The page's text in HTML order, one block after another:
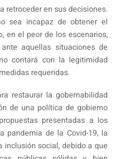
retroceder en sus decisiones.
sea incapaz de obtener el
en el peor de los escenarios,
aquellas situaciones de
contará con la legitimidad
requeridas.
restaurar la gobernabilidad
de una política de gobierno
presentadas a los
pandemia de la Covid-19, la
inclusión social, debido a que